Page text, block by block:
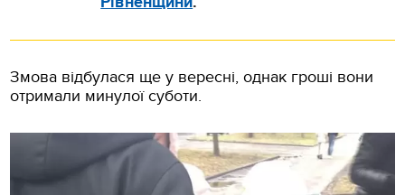
Змова відбулася ще у вересні, однак гроші вони
отримали минулої суботи.